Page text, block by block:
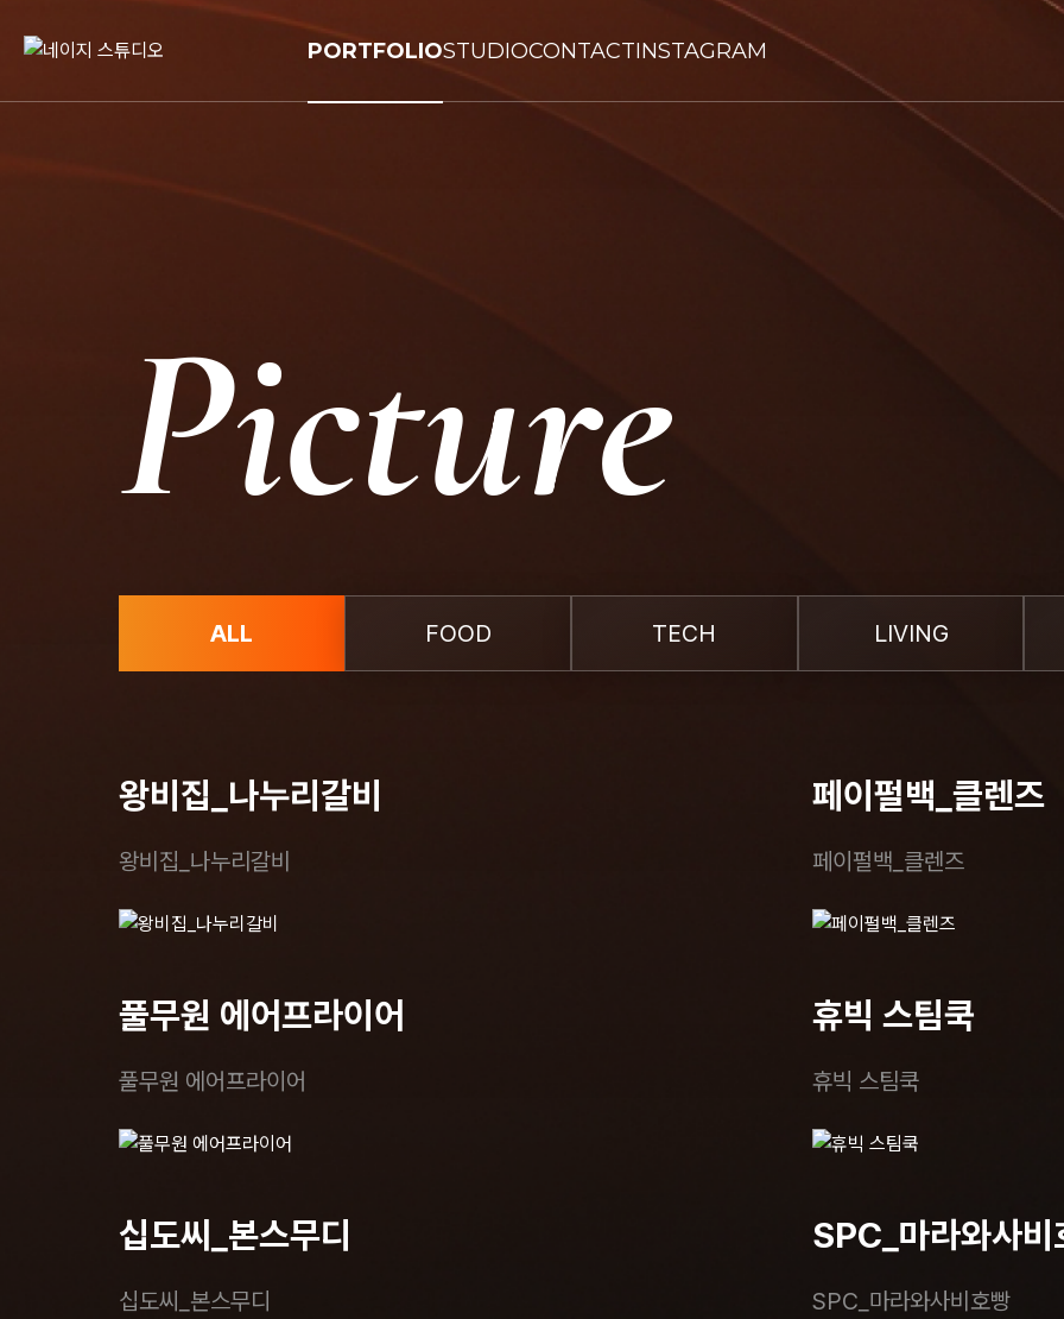
PORTFOLIOSTUDIOCONTACTINSTAGRAM
Picture
ALL FOOD TECH LIVING
왕비집_나누리갈비
왕비집_나누리갈비
페이펄백_클렌즈
페이펄백_클렌즈
풀무원 에어프라이어
풀무원 에어프라이어
휴빅 스팀쿡
휴빅 스팀쿡
십도씨_본스무디
십도씨_본스무디
SPC_마라와사비
SPC_마라와사비호빵